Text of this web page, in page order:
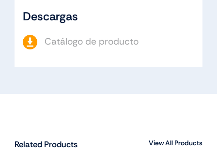
Descargas
Catálogo de producto
Related Products View All Products